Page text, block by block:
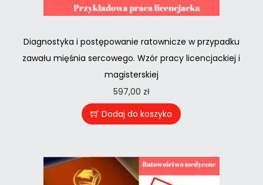
Diagnostyka i postępowanie ratownicze w przypadku
zawału mięśnia sercowego. Wzór pracy licencjackiej i
magisterskiej
597,00 zł
Dodaj do koszyka